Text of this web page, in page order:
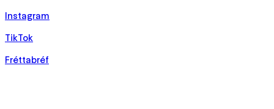
Instagram
TikTok
Fréttabréf